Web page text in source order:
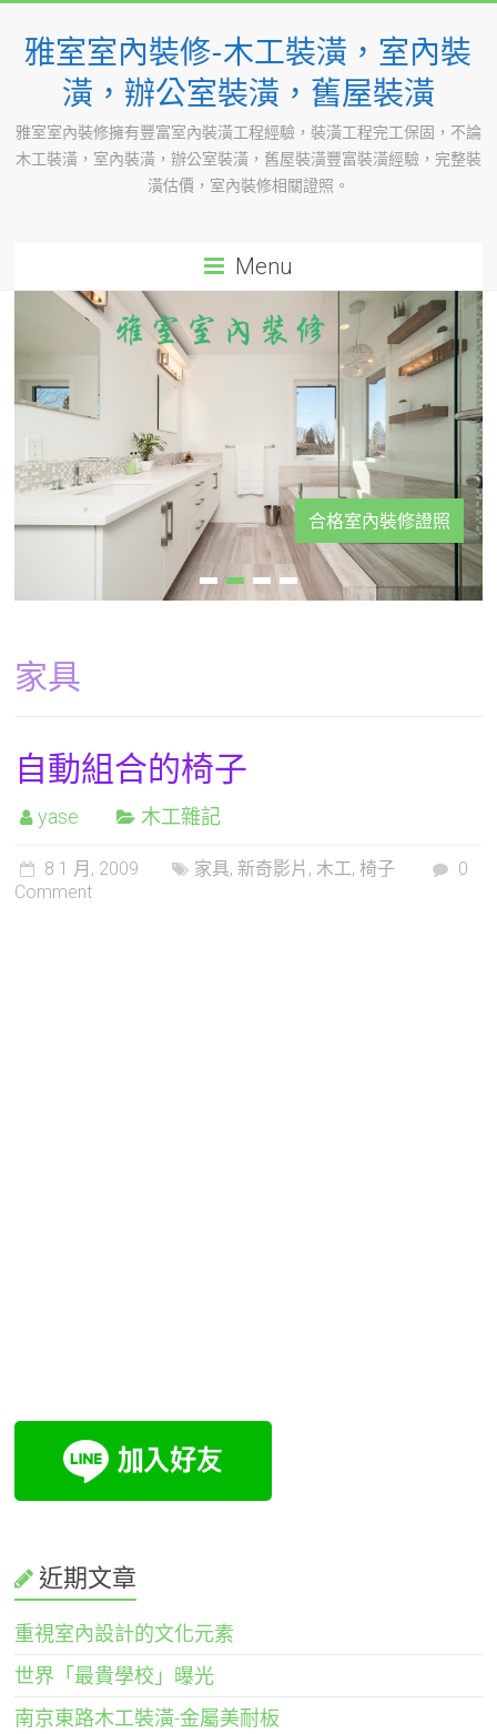
content
雅室室內裝修-木工裝潢，室內裝
潢，辦公室裝潢，舊屋裝潢
雅室室內裝修擁有豐富室內裝潢工程經驗，裝潢工程完工保固，不論
木工裝潢，室內裝潢，辦公室裝潢，舊屋裝潢豐富裝潢經驗，完整裝
潢估價，室內裝修相關證照。
Menu
合格室內裝修證照
家具
自動組合的椅子
yase 木工雜記
8 1 月, 2009 家具, 新奇影片 , 木工,椅子
0
Comment
近期文章
重視室內設計的文化元素
世界「最貴學校」曝光
南京東路木工裝潢-金屬美耐板